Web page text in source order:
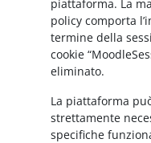
piattaforma. La
policy comporta
termine della
cookie
eliminato.
La piattaforma
strettamente
specifiche